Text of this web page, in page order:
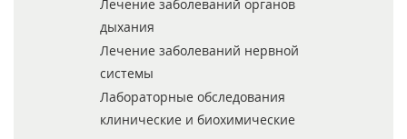
Лечение заболеваний органов
дыхания
Лечение заболеваний нервной
системы
Лабораторные обследования
клинические и биохимические